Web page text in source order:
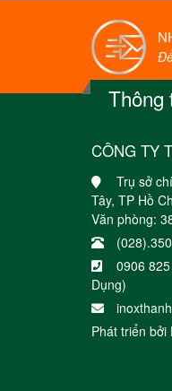
Thông
CÔNG TY
Trụ sở
Tây, TP Hồ
Văn phòng:
0906
Dụng)
Phát triển bởi